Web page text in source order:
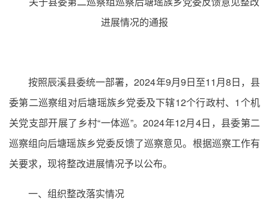
进展情况的通报
按照辰溪县委统一部署，2024年9月9日至11月8日，县
委第二巡察组对后塘瑶族乡党委及下辖12个行政村、1个机
关党支部开展了乡村“一体巡”。2024年12月4日，县委第二
巡察组向后塘瑶族乡党委反馈了巡察意见。根据巡察工作有
关要求，现将整改进展情况予以公布。
一、组织整改落实情况